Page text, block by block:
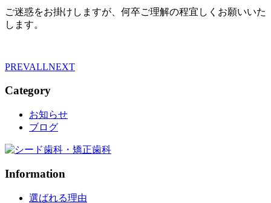
ご迷惑をお掛けしますが、何卒ご理解の程宜しくお願いいた
します。
PREVALLNEXT
Category
お知らせ
ブログ
Information
選ばれる理由